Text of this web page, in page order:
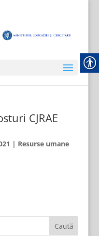
CJRAE
| Resurse umane